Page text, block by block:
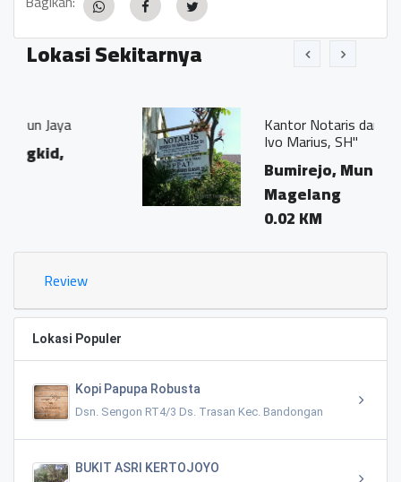
Lokasi Sekitarnya
Kantor Notaris dan PPAT "Georgius
Ivo Marius, SH"
Bumirejo, Mungkid,
Magelang
Review
Lokasi Populer
Kopi Papupa Robusta
Dsn. Sengon RT4/3 Ds. Trasan Kec. Bandongan
BUKIT ASRI KERTOJOYO